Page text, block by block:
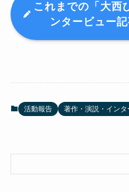
これまでの「大西
ンタービュー
活動報告 著作・演説・イン